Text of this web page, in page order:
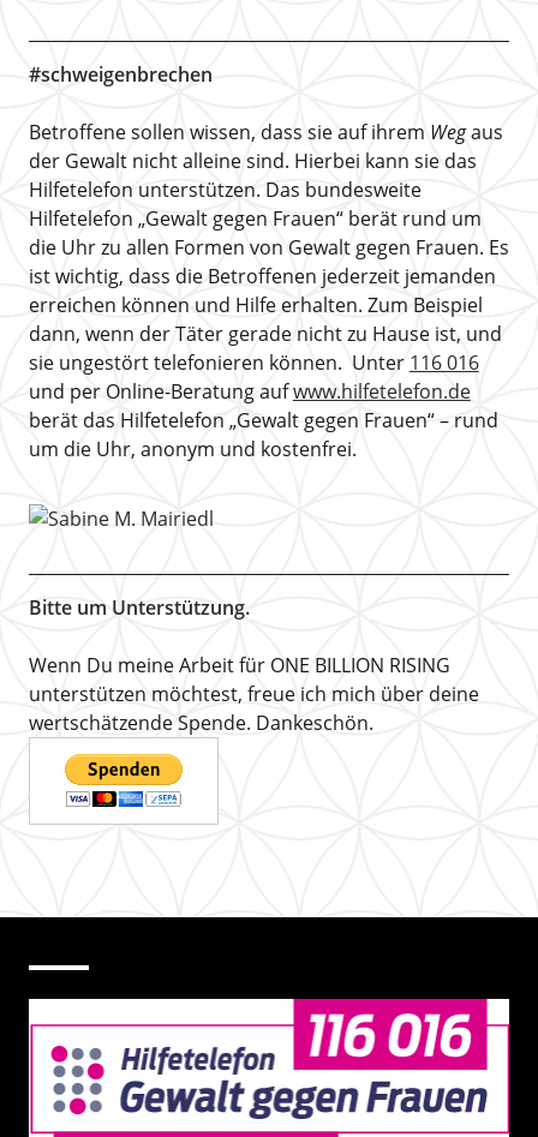
#schweigenbrechen
Betroffene sollen wissen, dass sie auf ihrem Wegaus
der Gewalt nicht alleine sind. Hierbei kann sie das
Hilfetelefon unterstützen. Das bundesweite
Hilfetelefon „Gewalt gegen Frauen“ berät rund um
die Uhr zu allen Formen von Gewalt gegen Frauen. Es
ist wichtig, dass die Betroffenen jederzeit jemanden
erreichen können und Hilfe erhalten. Zum Beispiel
dann, wenn der Täter gerade nicht zu Hause ist, und
sie ungestört telefonieren können. Unter 116 016
und per Online-Beratung aufwww.hilfetelefon.de
berät das Hilfetelefon „Gewalt gegen Frauen“ – rund
um die Uhr, anonym und kostenfrei.
Bitte um Unterstützung.
Wenn Du meine Arbeit für ONE BILLION RISING
unterstützen möchtest, freue ich mich über deine
wertschätzende Spende. Dankeschön.